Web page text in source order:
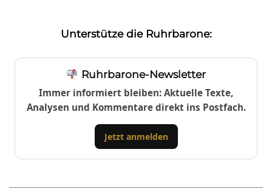
Unterstütze die Ruhrbarone:
Ruhrbarone-Newsletter
Immer informiert bleiben: Aktuelle Texte,
Analysen und Kommentare direkt ins Postfach.
Jetzt anmelden